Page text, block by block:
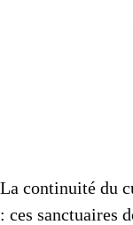
La continuité du
: ces sanctuaires